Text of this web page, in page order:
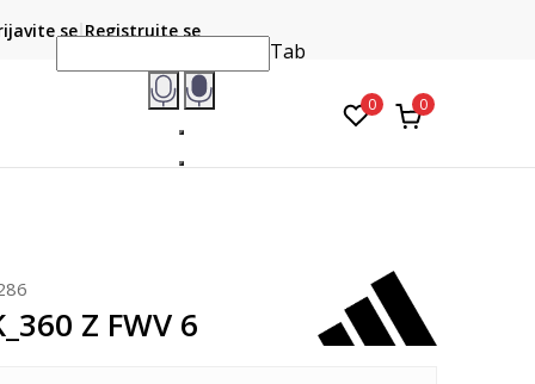
karticom online i preuzmite u prodavnici po vašem
se Registrujte se
Tab
0 0
Z FWV 6